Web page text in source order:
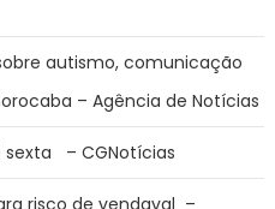
autismo, comunicação
– Agência de Notícias
– CGNotícias
risco de vendaval –